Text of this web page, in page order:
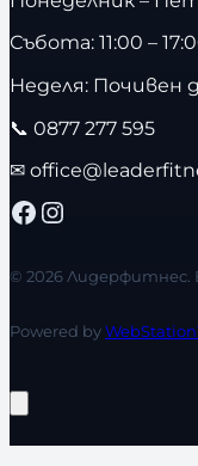
Събота: 11:00 –
Неделя: Почивен
📞 0877 277 595
✉
Facebook Instagram
© 2026 Лидерфитнес.
Powered by